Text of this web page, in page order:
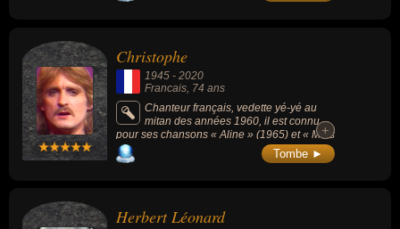
Christophe
1945 - 2020
Francais , 74 ans
Chanteur français, vedette yé-yé au
mitan des années 1960, il est connu
pour ses chansons « Aline » (1965) et « Mots
bleus » (1974).
+
+
Tombe ►
Herbert Léonard